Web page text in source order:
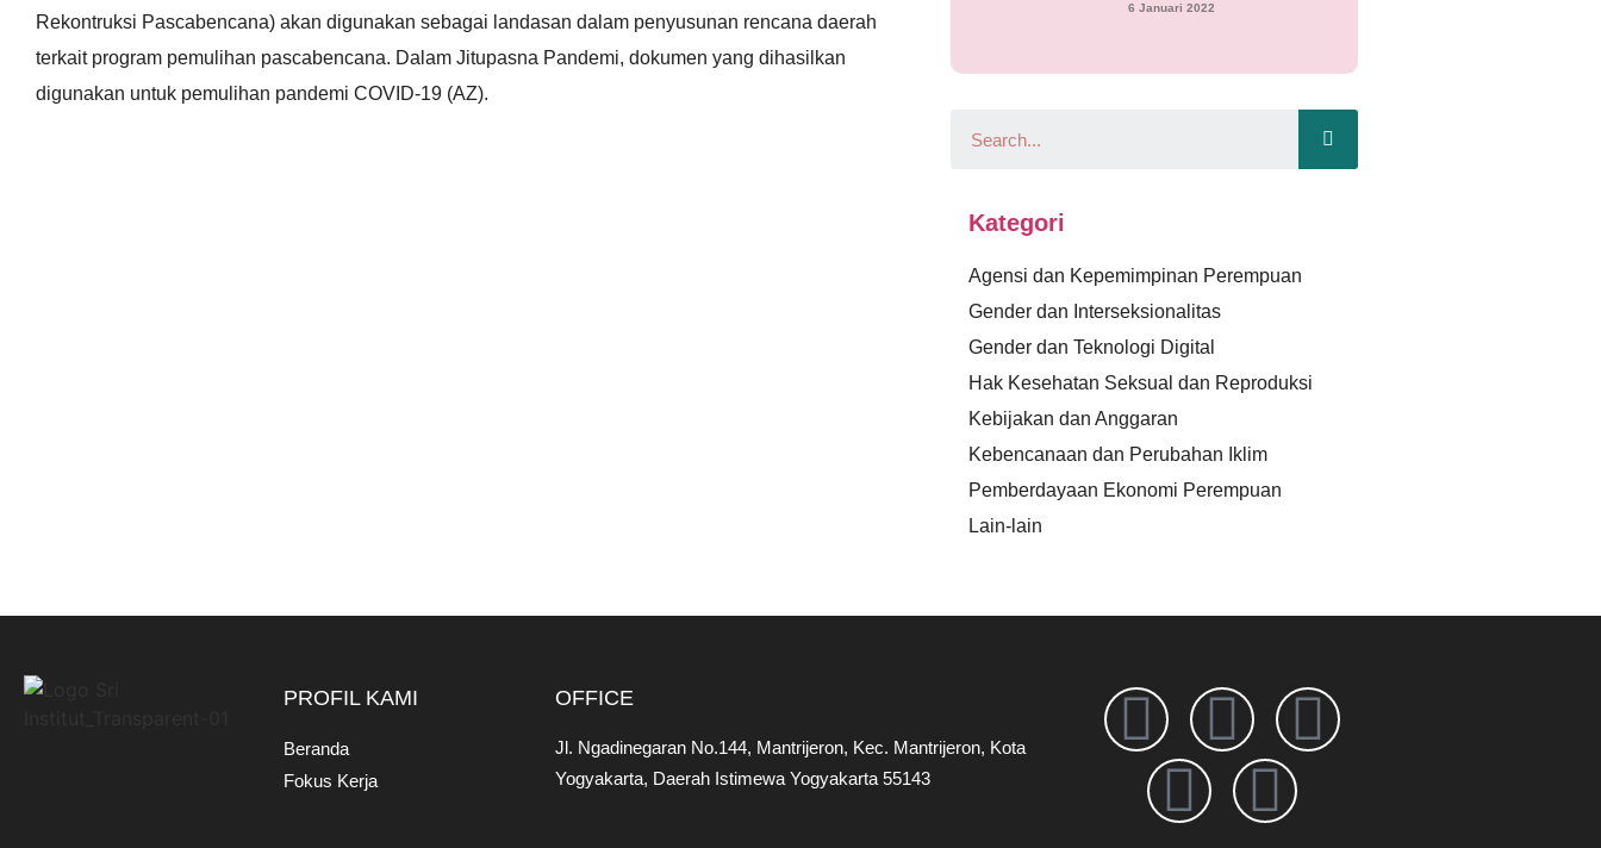
Rekontruksi Pascabencana) akan digunakan sebagai landasan dalam penyusunan rencana daerah
terkait program pemulihan pascabencana. Dalam Jitupasna Pandemi, dokumen yang dihasilkan
digunakan untuk pemulihan pandemi COVID-19 (AZ).
6 Januari 2022
Kategori
Agensi dan Kepemimpinan Perempuan
Gender dan Interseksionalitas
Gender dan Teknologi Digital
Hak Kesehatan Seksual dan Reproduksi
Kebijakan dan Anggaran
Kebencanaan dan Perubahan Iklim
Pemberdayaan Ekonomi Perempuan
Lain-lain
PROFIL KAMI
Beranda
Fokus Kerja
OFFICE
Jl. Ngadinegaran No.144, Mantrijeron, Kec. Mantrijeron, Kota
Yogyakarta, Daerah Istimewa Yogyakarta 55143